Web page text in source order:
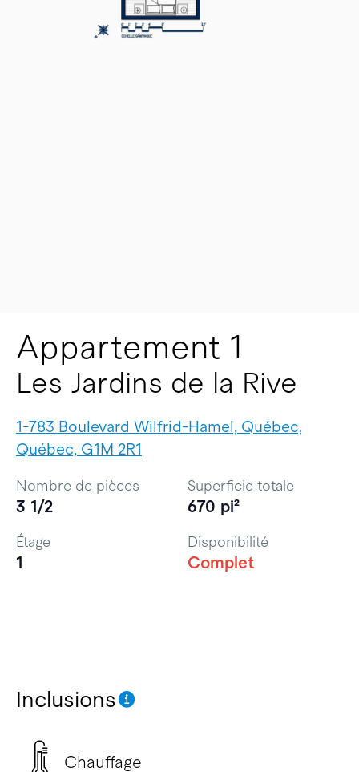
Appartement 1
Les Jardins de la Rive
1-783 Boulevard Wilfrid-Hamel, Québec,
Québec, G1M 2R1
Inclusions
Chauffage
Nombre de pièces
3 1/2
Superficie totale
670 pi²
Étage
1
Disponibilité
Complet